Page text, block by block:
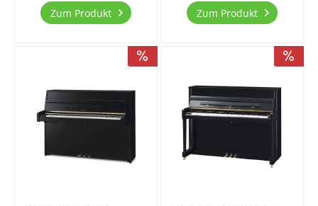
optimal zu beschallen.
Natürlich auch unter
Zum Produkt Zum Produkt